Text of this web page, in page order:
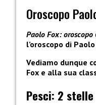
Oroscopo
Paolo Fox: oroscopo
l’oroscopo di
Vediamo dunque
Fox e alla sua
Pesci: 2 stelle